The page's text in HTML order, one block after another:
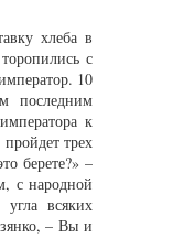
хлеба в
с
10
последним
к
трех
берете?» –
с народной
всяких
– Вы и